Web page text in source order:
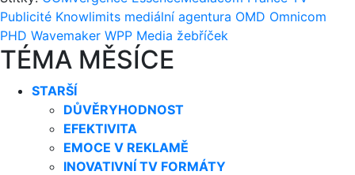
Publicité Knowlimits mediální agentura OMD Omnicom
PHD Wavemaker WPP Media žebříček
TÉMA MĚSÍCE
STARŠÍ
DŮVĚRYHODNOST
EFEKTIVITA
EMOCE V REKLAMĚ
INOVATIVNÍ TV FORMÁTY